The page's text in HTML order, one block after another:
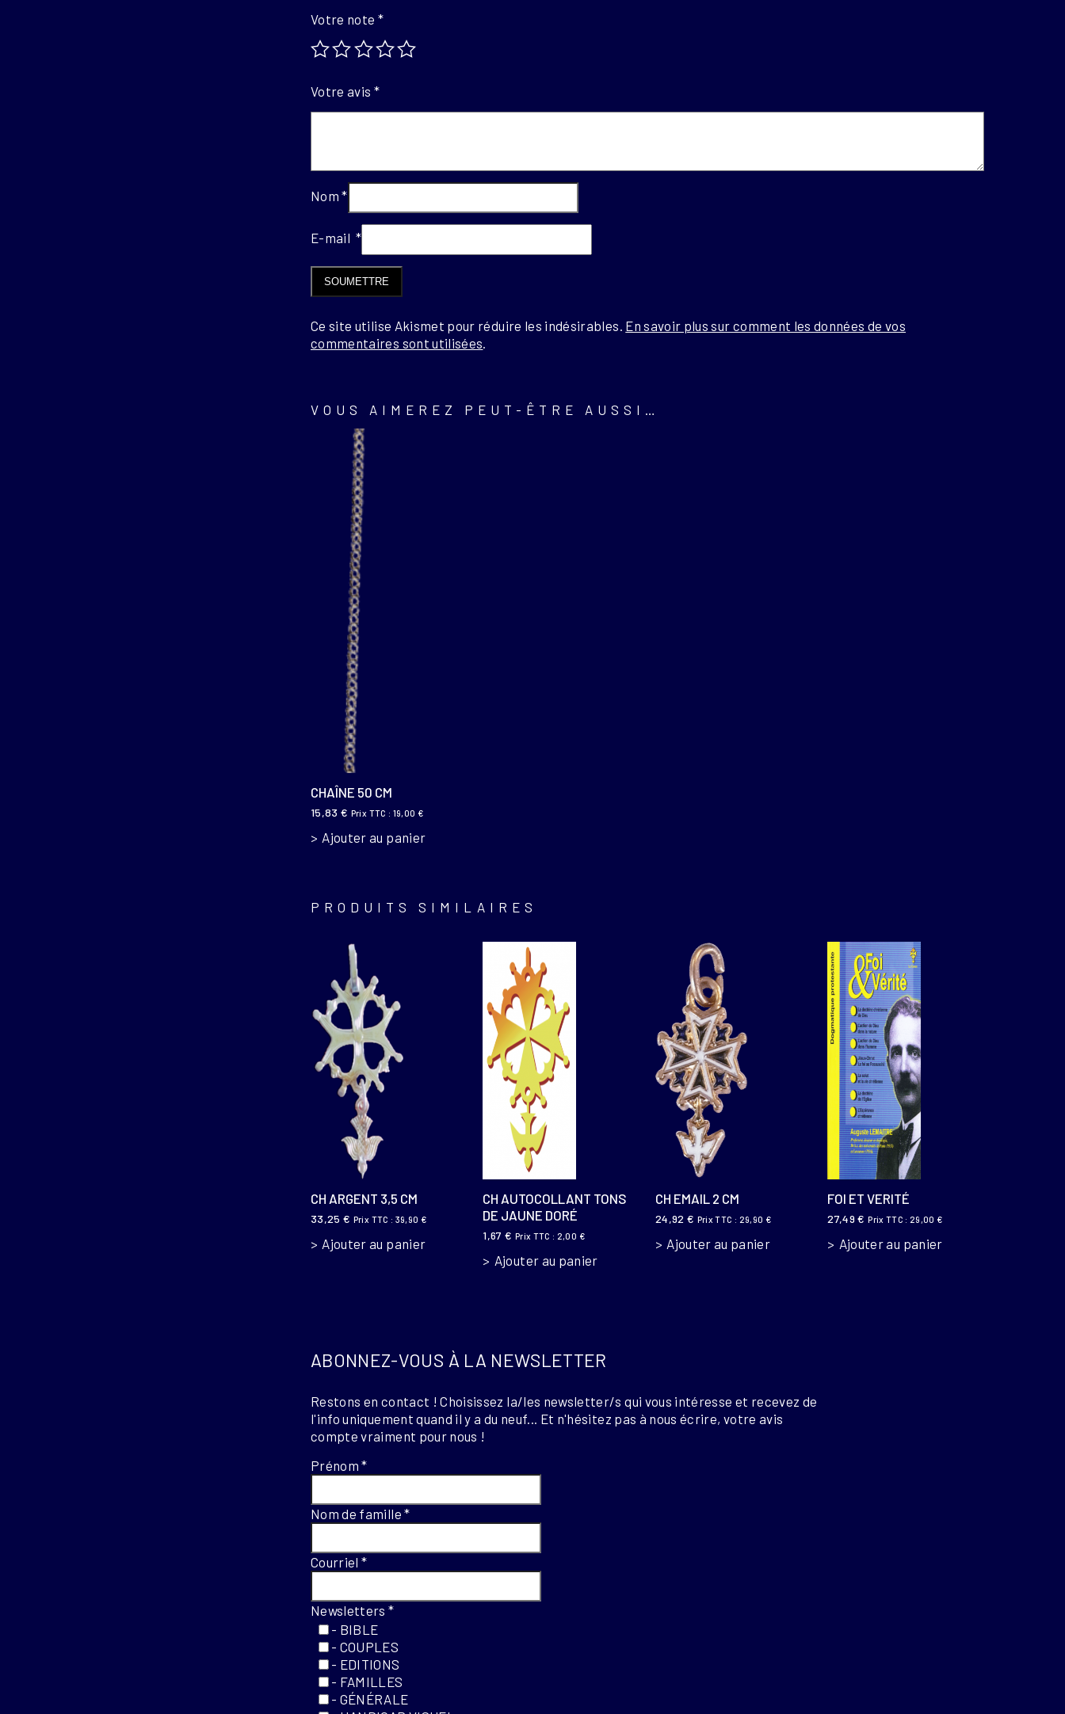
Votre note *
Votre avis *
Nom*
E-mail *
Ce site utilise Akismet pour réduire les indésirables. En savoir plus sur comment les données de vos
commentaires sont utilisées
VOUS AIMEREZ PEUT-ÊTRE AUSSI…
CHAÎNE 50 CM
15,83€ Prix TTC : 19,00 €
Ajouter au panier
PRODUITS SIMILAIRES
CH ARGENT 3,5 CM
33,25€ Prix TTC : 39,90 €
Ajouter au panier
CH AUTOCOLLANT TONS
DE JAUNE DORÉ
1,67€ Prix TTC : 2,00 €
Ajouter au panier
CH EMAIL 2 CM
24,92 € Prix TTC : 29,90 €
Ajouter au panier
FOI ET VERITÉ
27,49€ Prix TTC : 29,00 €
Ajouter au panier
ABONNEZ-VOUS À LA NEWSLETTER
Restons en contact ! Choisissez la/les newsletter/s qui vous intéresse et recevez de
l'info uniquement quand il y a du neuf... Et n'hésitez pas à nous écrire, votre avis
compte vraiment pour nous !
Prénom*
Nom de famille*
Courriel*
Newsletters*
- BIBLE
- COUPLES
- EDITIONS
- FAMILLES
- GÉNÉRALE